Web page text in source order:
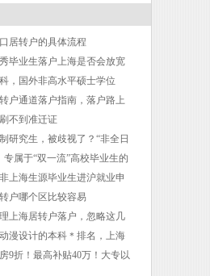
？
居转户的具体流程
毕业生落户上海是否会放宽
，国外非高水平硕士学位
排名）可以落户上海吗？有啥
户通道落户指南，落户路上
不到准迁证
研究生，被歧视了？“非全日
生”
专属于“双一流”高校毕业生的
福利
上海生源毕业生进沪就业申
籍相关事宜的通知
户哪个区比较容易
上海居转户落户，忽略这几
大事！
漫设计的本科＊排名，上海
排名
9折！最高补贴40万！大专以